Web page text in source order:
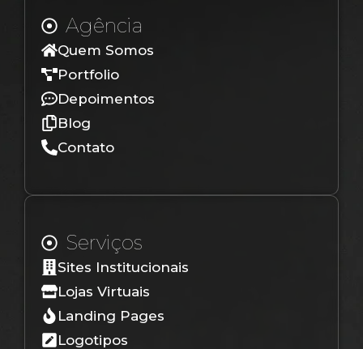
Agência
Quem Somos
Portfolio
Depoimentos
Blog
Contato
Serviços
Sites Institucionais
Lojas Virtuais
Landing Pages
Logotipos